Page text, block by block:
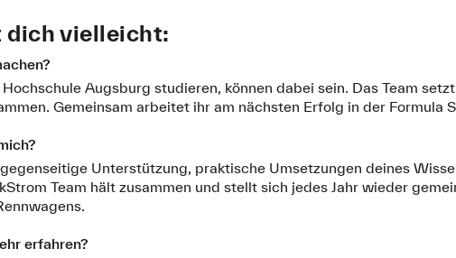
dich vielleicht:
Augsburg studieren, können dabei sein. Das Team
Gemeinsam arbeitet ihr am nächsten Erfolg in der Formula
Unterstützung, praktische Umsetzungen deines
Team hält zusammen und stellt sich jedes Jahr wieder
erfahren?